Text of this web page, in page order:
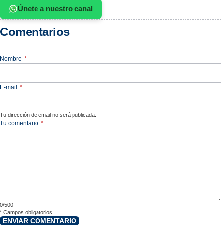
Únete a nuestro canal
Comentarios
Nombre *
E-mail *
Tu dirección de email no será publicada.
Tu comentario *
0/500
* Campos obligatorios
ENVIAR COMENTARIO